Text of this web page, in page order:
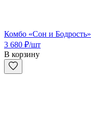
Комбо «Сон и Бодрость»
3 680 ₽/шт
В корзину